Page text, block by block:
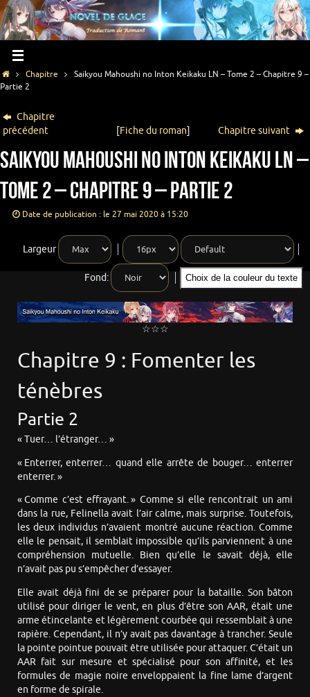
Chapitre
Saikyou Mahoushi no Inton Keikaku LN – Tome 2 – Chapitre 9 –
Partie 2
Chapitre
précédent
[Fiche du roman] Chapitre suivant
Saikyou Mahoushi no Inton Keikaku LN –
Tome 2 – Chapitre 9 – Partie 2
Date de publication : le 27 mai 2020 à 15:20
Largeur
Fond: Choix de la couleur du texte
☆☆☆
Chapitre 9 : Fomenter les
ténèbres
Partie 2
« Tuer… l’étranger… »
« Enterrer, enterrer… quand elle arrête de bouger… enterrer
enterrer. »
« Comme c’est effrayant. » Comme si elle rencontrait un ami
dans la rue, Felinella avait l’air calme, mais surprise. Toutefois,
les deux individus n’avaient montré aucune réaction. Comme
elle le pensait, il semblait impossible qu’ils parviennent à une
compréhension mutuelle. Bien qu’elle le savait déjà, elle
n’avait pas pu s’empêcher d’essayer.
Elle avait déjà fini de se préparer pour la bataille. Son bâton
utilisé pour diriger le vent, en plus d’être son AAR, était une
arme étincelante et légèrement courbée qui ressemblait à une
rapière. Cependant, il n’y avait pas davantage à trancher. Seule
la pointe pointue pouvait être utilisée pour attaquer. C’était un
AAR fait sur mesure et spécialisé pour son affinité, et les
formules de magie noire enveloppaient la fine lame d’argent
en forme de spirale.